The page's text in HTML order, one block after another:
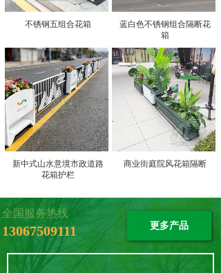
不锈钢五组合花箱
蓝白色不锈钢组合隔断花
箱
新中式山水意境市政道路
花箱护栏
商业街庭院风花箱隔断
全国服务热线
13067509111 更多产品